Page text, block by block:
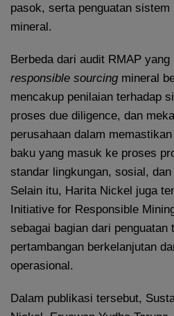
pasok, serta penguatan
mineral.
Berbeda dari audit RMAP
responsible sourcingmineral
mencakup penilaian terhadap
proses due diligence, dan
perusahaan dalam
baku yang masuk ke proses
standar lingkungan, sosial,
Selain itu, Harita Nickel juga
Initiative for Responsible
sebagai bagian dari penguatan
pertambangan berkelanjutan
operasional.
Dalam publikasi tersebut,